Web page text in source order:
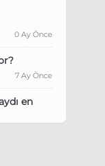
0 Ay Önce
7 Ay Önce
en